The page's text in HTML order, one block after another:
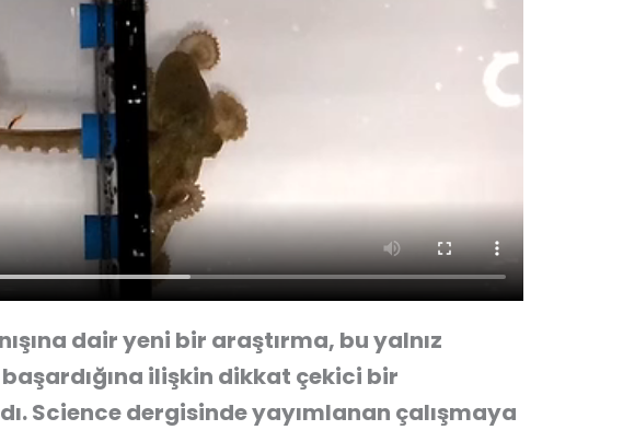
dair yeni bir araştırma, bu yalnız
ilişkin dikkat çekici bir
Science dergisinde yayımlanan çalışmaya